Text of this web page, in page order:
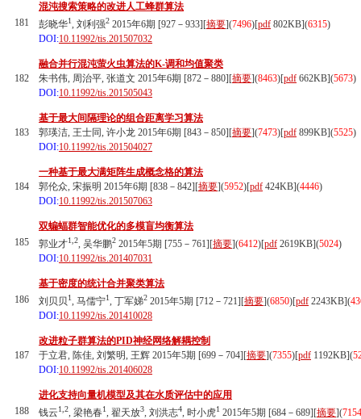
181
混沌搜索策略的改进人工蜂群算法
彭晓华1, 刘利强2 2015年6期 [927－933][摘要](7496)[pdf 802KB](6315)
DOI:10.11992/tis.201507032
182
融合并行混沌萤火虫算法的K-调和均值聚类
朱书伟, 周治平, 张道文 2015年6期 [872－880][摘要](8463)[pdf 662KB](5673)
DOI:10.11992/tis.201505043
183
基于最大间隔理论的组合距离学习算法
郭瑛洁, 王士同, 许小龙 2015年6期 [843－850][摘要](7473)[pdf 899KB](5525)
DOI:10.11992/tis.201504027
184
一种基于最大满矩阵生成概念格的算法
郭伦众, 宋振明 2015年6期 [838－842][摘要](5952)[pdf 424KB](4446)
DOI:10.11992/tis.201507063
185
双蝙蝠群智能优化的多模盲均衡算法
郭业才1,2, 吴华鹏2 2015年5期 [755－761][摘要](6412)[pdf 2619KB](5024)
DOI:10.11992/tis.201407031
186
基于密度的统计合并聚类算法
刘贝贝1, 马儒宁1, 丁军娣2 2015年5期 [712－721][摘要](6850)[pdf 2243KB](
DOI:10.11992/tis.201410028
187
改进粒子群算法的PID神经网络解耦控制
于立君, 陈佳, 刘繁明, 王辉 2015年5期 [699－704][摘要](7355)[pdf 1192KB](
DOI:10.11992/tis.201406028
188
进化支持向量机模型及其在水质评估中的应用
钱云1,2, 梁艳春1, 翟天放3, 刘洪志4, 时小虎1 2015年5期 [684－689][摘要](7154